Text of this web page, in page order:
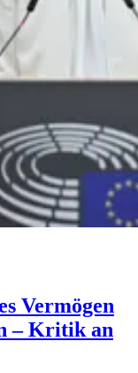
Vermögen
– Kritik an